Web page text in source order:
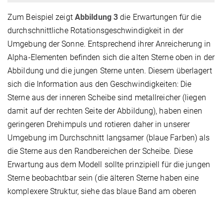
Zum Beispiel zeigt Abbildung 3 die Erwartungen für die
durchschnittliche Rotationsgeschwindigkeit in der
Umgebung der Sonne. Entsprechend ihrer Anreicherung in
Alpha-Elementen befinden sich die alten Sterne oben in der
Abbildung und die jungen Sterne unten. Diesem überlagert
sich die Information aus den Geschwindigkeiten: Die
Sterne aus der inneren Scheibe sind metallreicher (liegen
damit auf der rechten Seite der Abbildung), haben einen
geringeren Drehimpuls und rotieren daher in unserer
Umgebung im Durchschnitt langsamer (blaue Farben) als
die Sterne aus den Randbereichen der Scheibe. Diese
Erwartung aus dem Modell sollte prinzipiell für die jungen
Sterne beobachtbar sein (die älteren Sterne haben eine
komplexere Struktur, siehe das blaue Band am oberen